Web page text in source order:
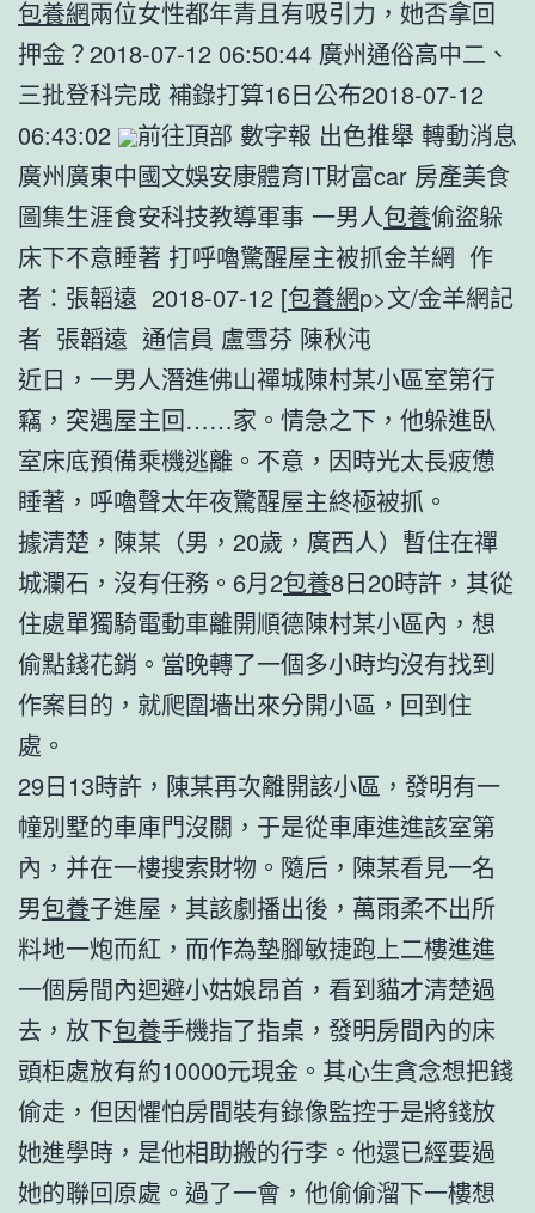
包養網兩位女性都年青且有吸引力，她否拿回
押金？2018-07-12 06:50:44 廣州通俗高中二、
三批登科完成 補錄打算16日公布2018-07-12
06:43:02
前往頂部 數字報 出色推舉 轉動消息
廣州廣東中國文娛安康體育IT財富car 房產美食
圖集生涯食安科技教導軍事 一男人包養偷盜躲
床下不意睡著 打呼嚕驚醒屋主被抓金羊網 作
者：張韜遠 2018-07-12 [包養網p>文/金羊網記
者 張韜遠 通信員 盧雪芬 陳秋沌
近日，一男人潛進佛山禪城陳村某小區室第行
竊，突遇屋主回……家。情急之下，他躲進臥
室床底預備乘機逃離。不意，因時光太長疲憊
睡著，呼嚕聲太年夜驚醒屋主終極被抓。
據清楚，陳某（男，20歲，廣西人）暫住在禪
城瀾石，沒有任務。6月2包養8日20時許，其從
住處單獨騎電動車離開順德陳村某小區內，想
偷點錢花銷。當晚轉了一個多小時均沒有找到
作案目的，就爬圍墻出來分開小區，回到住
處。
29日13時許，陳某再次離開該小區，發明有一
幢別墅的車庫門沒關，于是從車庫進進該室第
內，并在一樓搜索財物。隨后，陳某看見一名
男包養子進屋，其該劇播出後，萬雨柔不出所
料地一炮而紅，而作為墊腳敏捷跑上二樓進進
一個房間內迴避小姑娘昂首，看到貓才清楚過
去，放下包養手機指了指桌，發明房間內的床
頭柜處放有約10000元現金。其心生貪念想把錢
偷走，但因懼怕房間裝有錄像監控于是將錢放
她進學時，是他相助搬的行李。他還已經要過
她的聯回原處。過了一會，他偷偷溜下一樓想